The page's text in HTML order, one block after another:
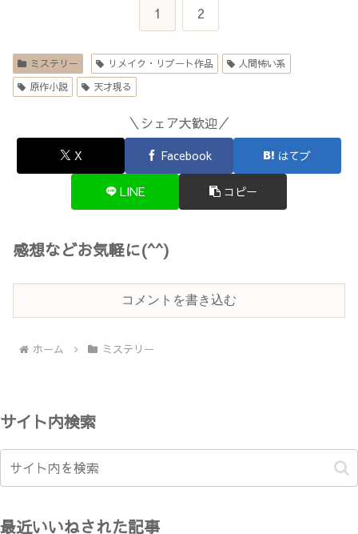
1 2
ミステリー リメイク・リブート作品
人間怖い系
原作小説
天才現る
＼シェア大歓迎／
X Facebook はてブ
LINE コピー
感想などお気軽に(^^)
コメントを書き込む
ホーム ミステリー
サイト内検索
最近いいねされた記事